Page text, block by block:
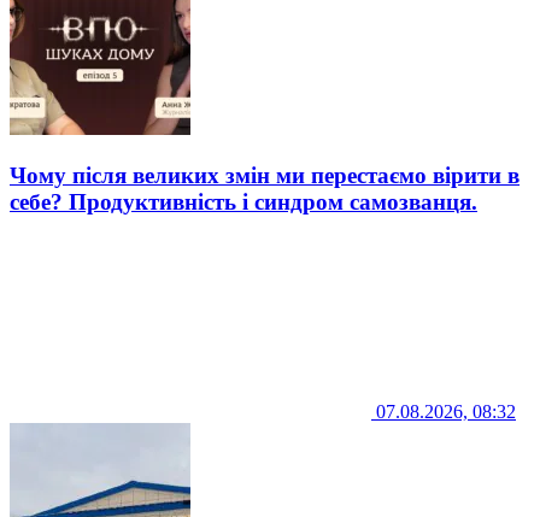
Чому після великих змін ми перестаємо вірити в
себе? Продуктивність і синдром самозванця.
07.08.2026, 08:32